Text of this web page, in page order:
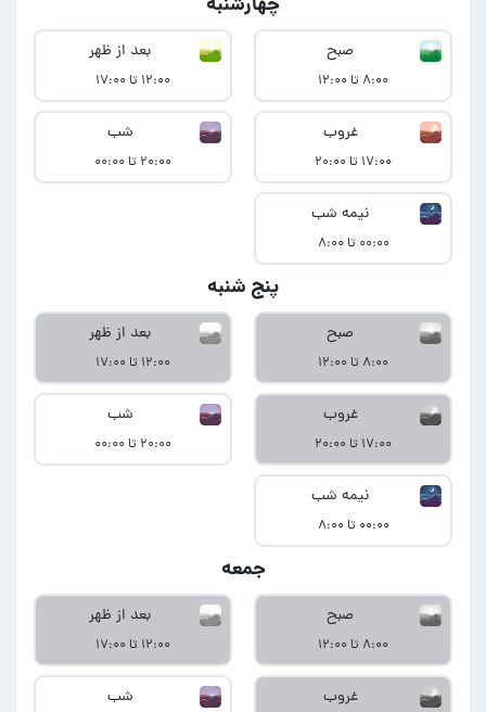
صبح
۸:۰۰ تا ۱۲:۰۰
بعد از ظهر
۱۲:۰۰ تا ۱۷:۰۰
غروب
۱۷:۰۰ تا ۲۰:۰۰
شب
۲۰:۰۰ تا ۰۰:۰۰
نیمه شب
۰۰:۰۰ تا ۸:۰۰
پنج شنبه
صبح
۸:۰۰ تا ۱۲:۰۰
بعد از ظهر
۱۲:۰۰ تا ۱۷:۰۰
غروب
۱۷:۰۰ تا ۲۰:۰۰
شب
۲۰:۰۰ تا ۰۰:۰۰
نیمه شب
۰۰:۰۰ تا ۸:۰۰
جمعه
صبح
۸:۰۰ تا ۱۲:۰۰
بعد از ظهر
۱۲:۰۰ تا ۱۷:۰۰
غروب شب